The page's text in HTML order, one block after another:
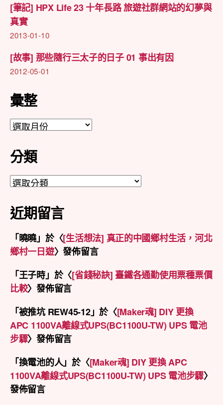
[筆記] HPX Life 23 十年長路 旅遊社群網站的幻夢與
真實
2013-01-10
[故事] 那些隨行三太子的日子 01 事出有因
2012-05-01
彙整
彙
分類
分
近期留言
「曉曉」於〈[生活想法] 真正的中國鄉村生活，河北
鄉村一日遊〉發佈留言
「王子時」於〈[省錢秘訣] 臺鐵各通勤使用票種票價
比較〉發佈留言
「被推坑 REW45-12」於〈[Maker魂] DIY 更換
APC 1100VA離線式UPS(BC1100U-TW) UPS 電池
步驟〉發佈留言
「換電池的人」於〈[Maker魂] DIY 更換 APC
1100VA離線式UPS(BC1100U-TW) UPS 電池步驟〉
發佈留言